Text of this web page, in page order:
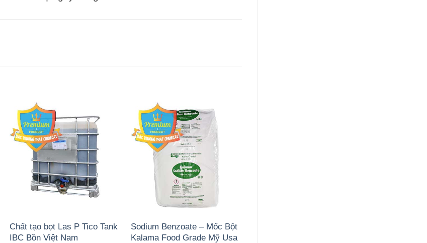
Chất tạo bọt Las P Tico Tank
IBC Bồn Việt Nam
Sodium Benzoate – Mốc Bột
Kalama Food Grade Mỹ Usa